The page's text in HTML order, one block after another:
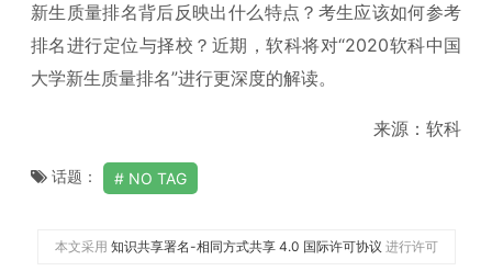
新生质量排名背后反映出什么特点？考生应该如何参考
排名进行定位与择校？近期，软科将对“2020软科中国
大学新生质量排名”进行更深度的解读。
来源：软科
话题： NO TAG
本文采用 知识共享署名-相同方式共享 4.0 国际许可协议 进行许可